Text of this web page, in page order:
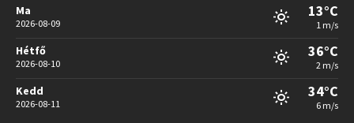
Ma
2026-08-09
13°C
1 m/s
Hétfő
2026-08-10
36°C
2 m/s
Kedd
2026-08-11
34°C
6 m/s